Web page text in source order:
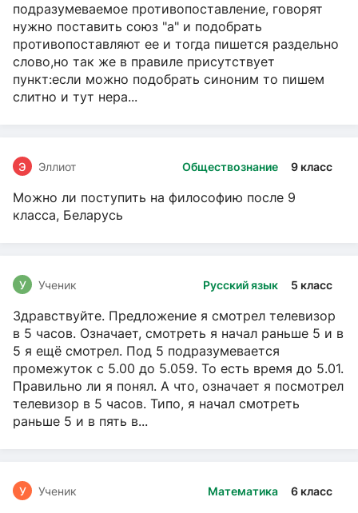
подразумеваемое противопоставление, говорят
нужно поставить союз "а" и подобрать
противопоставляют ее и тогда пишется раздельно
слово,но так же в правиле присутствует
пункт:если можно подобрать синоним то пишем
слитно и тут нера...
Обществознание 9 класс
Э Эллиот
Можно ли поступить на философию после 9
класса, Беларусь
Русский язык 5 класс
У Ученик
Здравствуйте. Предложение я смотрел телевизор
в 5 часов. Означает, смотреть я начал раньше 5 и в
5 я ещё смотрел. Под 5 подразумевается
промежуток с 5.00 до 5.059. То есть время до 5.01.
Правильно ли я понял. А что, означает я посмотрел
телевизор в 5 часов. Типо, я начал смотреть
раньше 5 и в пять в...
Математика 6 класс
У Ученик